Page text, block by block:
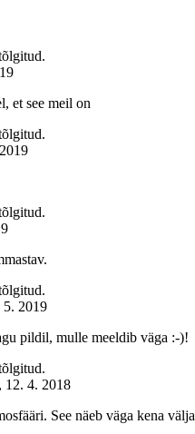
et see meil on
5. 2019
pildil, mulle meeldib väga :-)!
, 12. 4. 2018
See näeb väga kena välja